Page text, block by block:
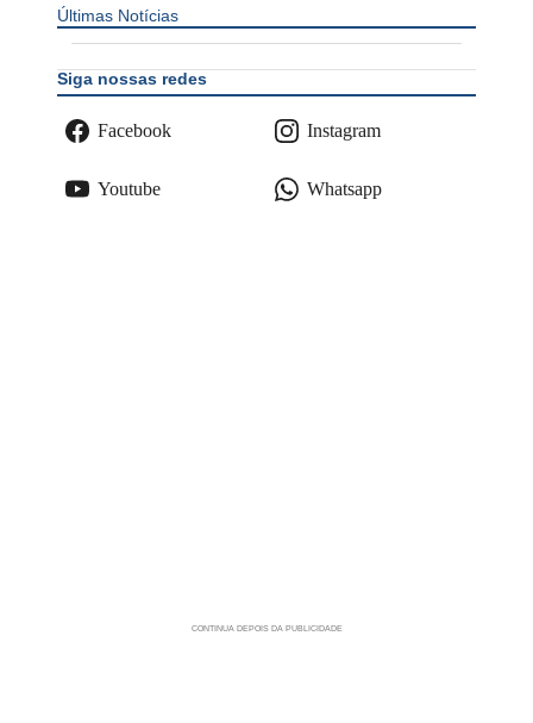
Últimas Notícias
Siga nossas redes
Facebook Instagram
Youtube Whatsapp